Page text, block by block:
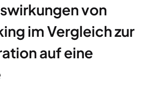
von
im Vergleich zur
auf eine